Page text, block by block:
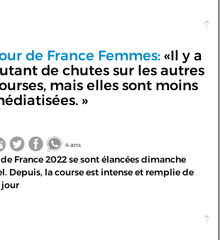
de France Femmes:«Il y a
de chutes sur les autres
mais elles sont moins
»
4 ans
France 2022 se sont élancées dimanche
Depuis, la course est intense et remplie de
jour